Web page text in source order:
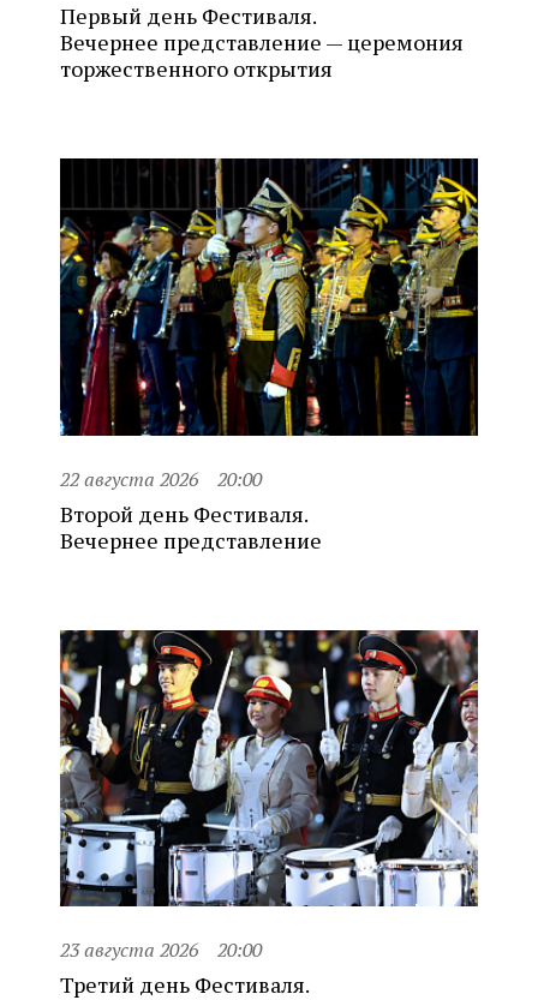
Первый день Фестиваля.
Вечернее представление — церемония
торжественного открытия
22 августа 2026 20:00
Второй день Фестиваля.
Вечернее представление
23 августа 2026 20:00
Третий день Фестиваля.